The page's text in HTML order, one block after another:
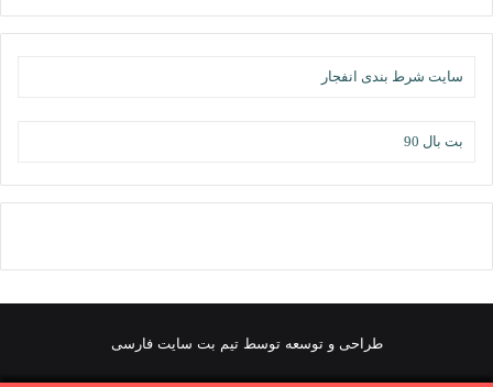
سایت شرط بندی انفجار
بت بال 90
طراحی و توسعه توسط تیم بت سایت فارسی